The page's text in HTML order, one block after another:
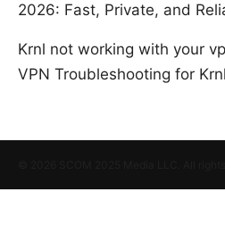
2026: Fast, Private, and
Krnl not working with your
VPN Troubleshooting for